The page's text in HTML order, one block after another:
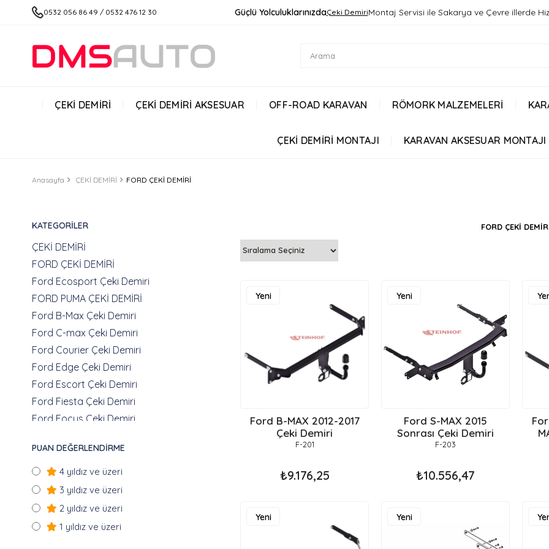
0532 056 86 49 / 0532 476 12 30 Güçlü YolculuklarınızdaÇeki DemiriMontaj Servisi ile Sakarya ve Çevre illerde
ÇEKİ DEMİRİ ÇEKİ DEMİRİ AKSESUAR OFF-ROAD KARAVAN RÖMORK MALZEMELERİ
ÇEKİ DEMİRİ MONTAJI KARAVAN AKSESUAR MONTAJI
Anasayfa ÇEKİ DEMİRİ FORD ÇEKİ DEMİRİ
KATEGORILER
ÇEKİ DEMİRİ
FORD ÇEKİ DEMİRİ
Ford Ecosport Çeki Demiri
FORD PUMA ÇEKİ DEMİRİ
Ford B-Max Çeki Demiri
Ford C-max Çeki Demiri
Ford Courier Çeki Demiri
Ford Edge Çeki Demiri
Ford Escort Çeki Demiri
Ford Fiesta Çeki Demiri
Ford Focus Çeki Demiri
Ford F150 Çeki Demiri
Ford Galaxy Çeki Demiri
Ford Grand C-Max Çeki Demiri
Ford Kuga Çeki Demiri
Ford Mondeo Çeki Demiri
PUAN DEĞERLENDIRME
4 yıldız ve üzeri
3 yıldız ve üzeri
2 yıldız ve üzeri
1 yıldız ve üzeri
FORD ÇEKİ
Ford B-MAX 2012-2017
Çeki Demiri
F-201
₺9.176,25
Yeni
Ford S-MAX 2015
Sonrası Çeki Demiri
F-203
₺10.556,47
Yeni
Yeni
Yeni